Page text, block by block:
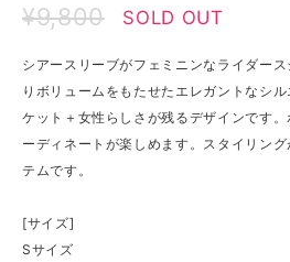
¥9,800 SOLD OUT
シアースリーブがフェミニンなライダー
りボリュームをもたせたエレガントなシ
ケット＋女性らしさが残るデザインです
ーディネートが楽しめます。スタイリン
テムです。
[サイズ]
Sサイズ